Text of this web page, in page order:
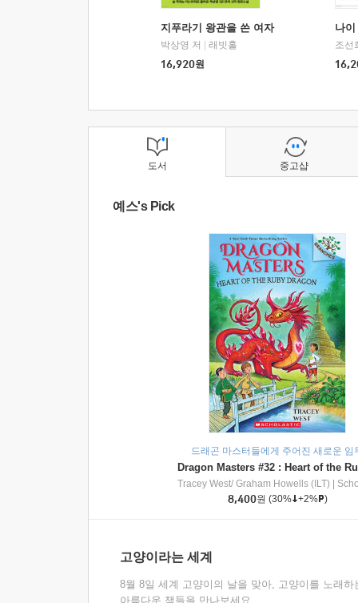
지푸라기 왕관을 쓴 여자
박상영 저
래빗홀
16,920원
나
조선
도서
예스's Pick
드래곤 마스터들에게 주어진 새로운 임
Tracey West/ Graham Howells (ILT)
8,400원 (30% +2% )
고양이라는 세계
8월 8일 세계 고양이의 날을 맞아, 고양이를 노래하
아름다운 책들을 만나보세요.
중고샵